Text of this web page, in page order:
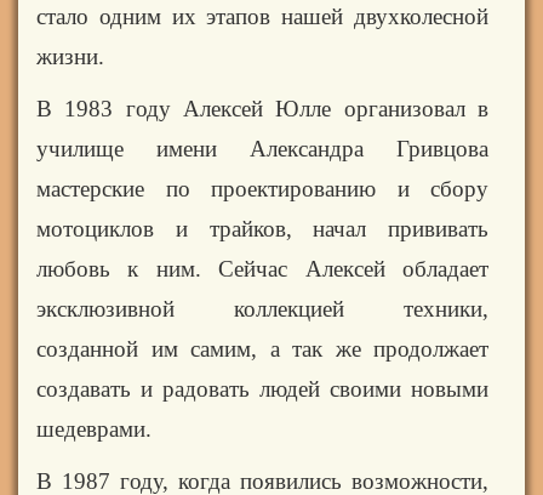
стало одним их этапов нашей двухколесной
жизни.
В 1983 году Алексей Юлле организовал в
училище имени Александра Гривцова
мастерские по проектированию и сбору
мотоциклов и трайков, начал прививать
любовь к ним. Сейчас Алексей обладает
эксклюзивной коллекцией техники,
созданной им самим, а так же продолжает
создавать и радовать людей своими новыми
шедеврами.
В 1987 году, когда появились возможности,